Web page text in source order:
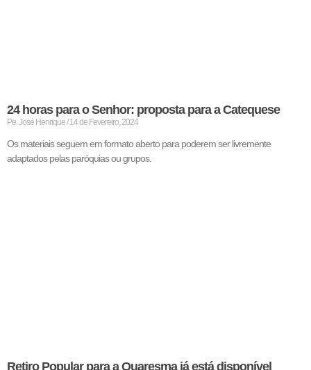
24 horas para o Senhor: proposta para a Catequese
Pe. José Henrique 14 de Fevereiro, 2024
Os materiais seguem em formato aberto para poderem ser livremente
adaptados pelas paróquias ou grupos.
Retiro Popular para a Quaresma já está disponível